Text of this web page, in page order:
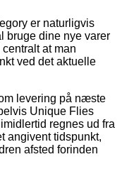
er naturligvis
bruge dine nye varer
at man
ved det aktuelle
levering på næste
Unique Flies
regnes ud fra
angivent tidspunkt,
afsted forinden